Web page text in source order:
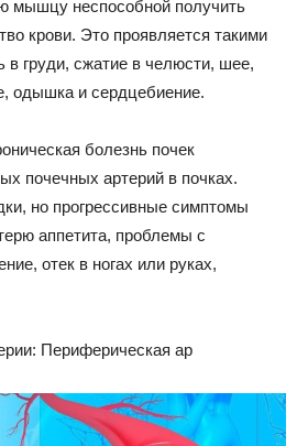
мышцу неспособной получить
крови. Это проявляется такими
в груди, сжатие в челюсти, шее,
одышка и сердцебиение.
болезнь почек
почечных артерий в почках.
но прогрессивные симптомы
аппетита, проблемы с
отек в ногах или руках,
Периферическая ар